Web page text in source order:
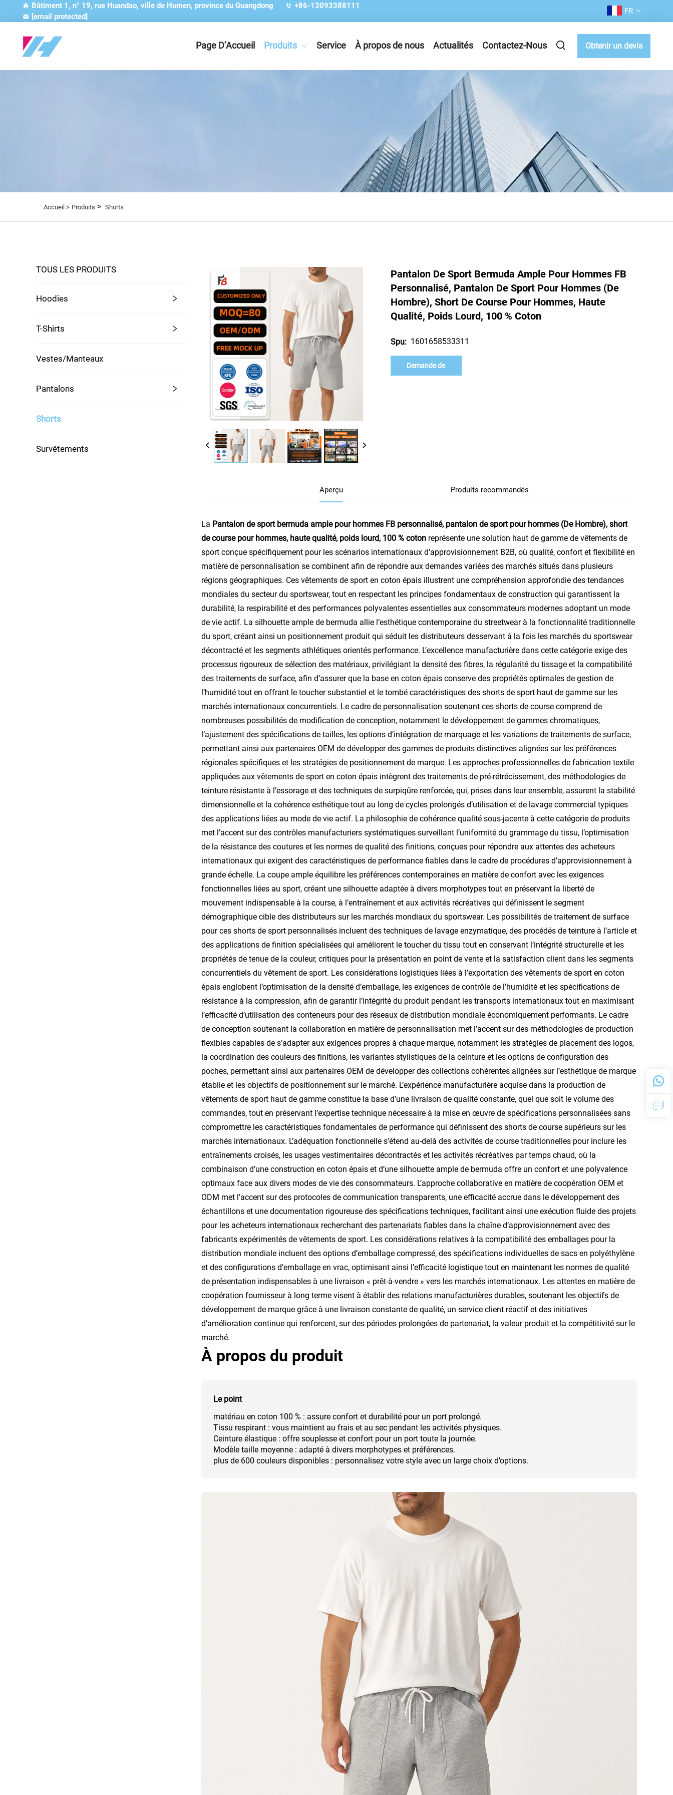
Bâtiment 1, n° 19, rue Huandao, ville de Humen, province du Guangdong
+86-13093388111
[email protected]
FR
Page D’Accueil Produits Service À propos de nous Actualités Contactez-Nous Obtenir un devis
Accueil > Produits > Shorts
TOUS LES PRODUITS
Hoodies
T-Shirts
Vestes/Manteaux
Pantalons
Shorts
Survêtements
Pantalon De Sport Bermuda Ample Pour Hommes FB
Personnalisé, Pantalon De Sport Pour Hommes (De
Hombre), Short De Course Pour Hommes, Haute
Qualité, Poids Lourd, 100 % Coton
Spu: 1601658533311
Demande de
Aperçu Produits recommandés
La Pantalon de sport bermuda ample pour hommes FB personnalisé, pantalon de sport pour hommes (De Hombre), short
de course pour hommes, haute qualité, poids lourd, 100 % coton représente une solution haut de gamme de vêtements de
sport conçue spécifiquement pour les scénarios internationaux d’approvisionnement B2B, où qualité, confort et flexibilité en
matière de personnalisation se combinent afin de répondre aux demandes variées des marchés situés dans plusieurs
régions géographiques. Ces vêtements de sport en coton épais illustrent une compréhension approfondie des tendances
mondiales du secteur du sportswear, tout en respectant les principes fondamentaux de construction qui garantissent la
durabilité, la respirabilité et des performances polyvalentes essentielles aux consommateurs modernes adoptant un mode
de vie actif. La silhouette ample de bermuda allie l’esthétique contemporaine du streetwear à la fonctionnalité traditionnelle
du sport, créant ainsi un positionnement produit qui séduit les distributeurs desservant à la fois les marchés du sportswear
décontracté et les segments athlétiques orientés performance. L’excellence manufacturière dans cette catégorie exige des
processus rigoureux de sélection des matériaux, privilégiant la densité des fibres, la régularité du tissage et la compatibilité
des traitements de surface, afin d’assurer que la base en coton épais conserve des propriétés optimales de gestion de
l’humidité tout en offrant le toucher substantiel et le tombé caractéristiques des shorts de sport haut de gamme sur les
marchés internationaux concurrentiels. Le cadre de personnalisation soutenant ces shorts de course comprend de
nombreuses possibilités de modification de conception, notamment le développement de gammes chromatiques,
l’ajustement des spécifications de tailles, les options d’intégration de marquage et les variations de traitements de surface,
permettant ainsi aux partenaires OEM de développer des gammes de produits distinctives alignées sur les préférences
régionales spécifiques et les stratégies de positionnement de marque. Les approches professionnelles de fabrication textile
appliquées aux vêtements de sport en coton épais intègrent des traitements de pré-rétrécissement, des méthodologies de
teinture résistante à l’essorage et des techniques de surpiqûre renforcée, qui, prises dans leur ensemble, assurent la stabilité
dimensionnelle et la cohérence esthétique tout au long de cycles prolongés d’utilisation et de lavage commercial typiques
des applications liées au mode de vie actif. La philosophie de cohérence qualité sous-jacente à cette catégorie de produits
met l’accent sur des contrôles manufacturiers systématiques surveillant l’uniformité du grammage du tissu, l’optimisation
de la résistance des coutures et les normes de qualité des finitions, conçues pour répondre aux attentes des acheteurs
internationaux qui exigent des caractéristiques de performance fiables dans le cadre de procédures d’approvisionnement à
grande échelle. La coupe ample équilibre les préférences contemporaines en matière de confort avec les exigences
fonctionnelles liées au sport, créant une silhouette adaptée à divers morphotypes tout en préservant la liberté de
mouvement indispensable à la course, à l’entraînement et aux activités récréatives qui définissent le segment
démographique cible des distributeurs sur les marchés mondiaux du sportswear. Les possibilités de traitement de surface
pour ces shorts de sport personnalisés incluent des techniques de lavage enzymatique, des procédés de teinture à l’article et
des applications de finition spécialisées qui améliorent le toucher du tissu tout en conservant l’intégrité structurelle et les
propriétés de tenue de la couleur, critiques pour la présentation en point de vente et la satisfaction client dans les segments
concurrentiels du vêtement de sport. Les considérations logistiques liées à l’exportation des vêtements de sport en coton
épais englobent l’optimisation de la densité d’emballage, les exigences de contrôle de l’humidité et les spécifications de
résistance à la compression, afin de garantir l’intégrité du produit pendant les transports internationaux tout en maximisant
l’efficacité d’utilisation des conteneurs pour des réseaux de distribution mondiale économiquement performants. Le cadre
de conception soutenant la collaboration en matière de personnalisation met l’accent sur des méthodologies de production
flexibles capables de s’adapter aux exigences propres à chaque marque, notamment les stratégies de placement des logos,
la coordination des couleurs des finitions, les variantes stylistiques de la ceinture et les options de configuration des
poches, permettant ainsi aux partenaires OEM de développer des collections cohérentes alignées sur l’esthétique de marque
établie et les objectifs de positionnement sur le marché. L’expérience manufacturière acquise dans la production de
vêtements de sport haut de gamme constitue la base d’une livraison de qualité constante, quel que soit le volume des
commandes, tout en préservant l’expertise technique nécessaire à la mise en œuvre de spécifications personnalisées sans
compromettre les caractéristiques fondamentales de performance qui définissent des shorts de course supérieurs sur les
marchés internationaux. L’adéquation fonctionnelle s’étend au-delà des activités de course traditionnelles pour inclure les
entraînements croisés, les usages vestimentaires décontractés et les activités récréatives par temps chaud, où la
combinaison d’une construction en coton épais et d’une silhouette ample de bermuda offre un confort et une polyvalence
optimaux face aux divers modes de vie des consommateurs. L’approche collaborative en matière de coopération OEM et
ODM met l’accent sur des protocoles de communication transparents, une efficacité accrue dans le développement des
échantillons et une documentation rigoureuse des spécifications techniques, facilitant ainsi une exécution fluide des projets
pour les acheteurs internationaux recherchant des partenariats fiables dans la chaîne d’approvisionnement avec des
fabricants expérimentés de vêtements de sport. Les considérations relatives à la compatibilité des emballages pour la
distribution mondiale incluent des options d’emballage compressé, des spécifications individuelles de sacs en polyéthylène
et des configurations d’emballage en vrac, optimisant ainsi l’efficacité logistique tout en maintenant les normes de qualité
de présentation indispensables à une livraison « prêt-à-vendre » vers les marchés internationaux. Les attentes en matière de
coopération fournisseur à long terme visent à établir des relations manufacturières durables, soutenant les objectifs de
développement de marque grâce à une livraison constante de qualité, un service client réactif et des initiatives
d’amélioration continue qui renforcent, sur des périodes prolongées de partenariat, la valeur produit et la compétitivité sur le
marché.
À propos du produit
Le point
matériau en coton 100 % : assure confort et durabilité pour un port prolongé.
Tissu respirant : vous maintient au frais et au sec pendant les activités physiques.
Ceinture élastique : offre souplesse et confort pour un port toute la journée.
Modèle taille moyenne : adapté à divers morphotypes et préférences.
plus de 600 couleurs disponibles : personnalisez votre style avec un large choix d’options.